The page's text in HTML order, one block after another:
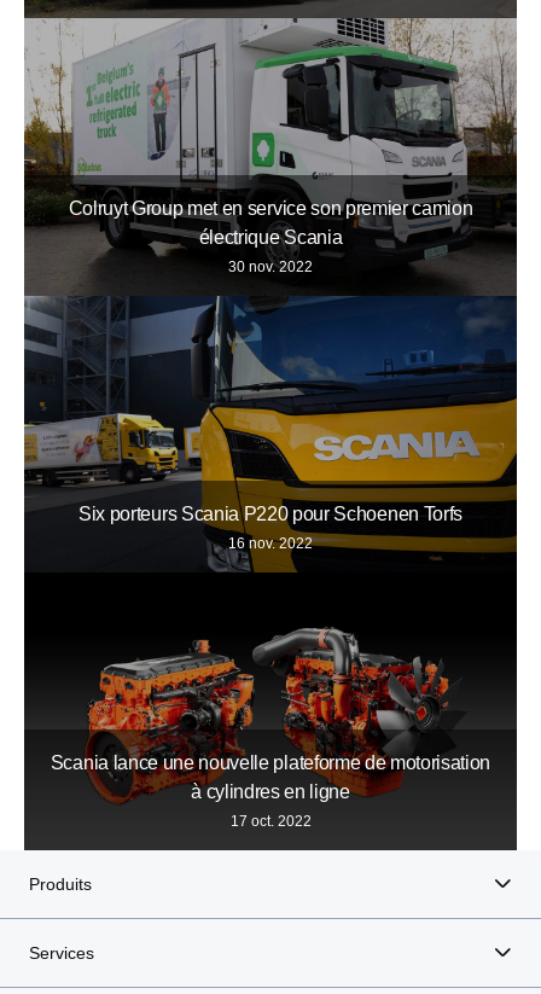
Colruyt Group met en service son premier camion
électrique Scania
30 nov. 2022
Six porteurs Scania P220 pour Schoenen Torfs
16 nov. 2022
Scania lance une nouvelle plateforme de motorisation
à cylindres en ligne
17 oct. 2022
Produits
Services